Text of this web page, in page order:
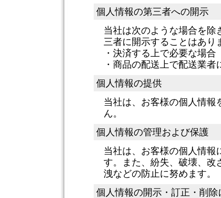
個人情報の第三者への開示
当社は次のような場合を除
三者に開示することはあり
・決済する上で必要な場合
・商品の配送上で配送業者
個人情報の提供
当社は、お客様の個人情報
ん。
個人情報の管理および保護
当社は、お客様の個人情報
す。また、紛失、破壊、改
洩などの防止に努めます。
個人情報の開示・訂正・削